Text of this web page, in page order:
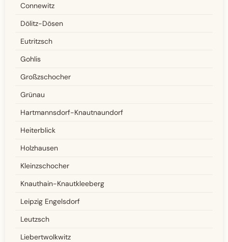
Connewitz
Dölitz-Dösen
Eutritzsch
Gohlis
Großzschocher
Grünau
Hartmannsdorf-Knautnaundorf
Heiterblick
Holzhausen
Kleinzschocher
Knauthain-Knautkleeberg
Leipzig Engelsdorf
Leutzsch
Liebertwolkwitz